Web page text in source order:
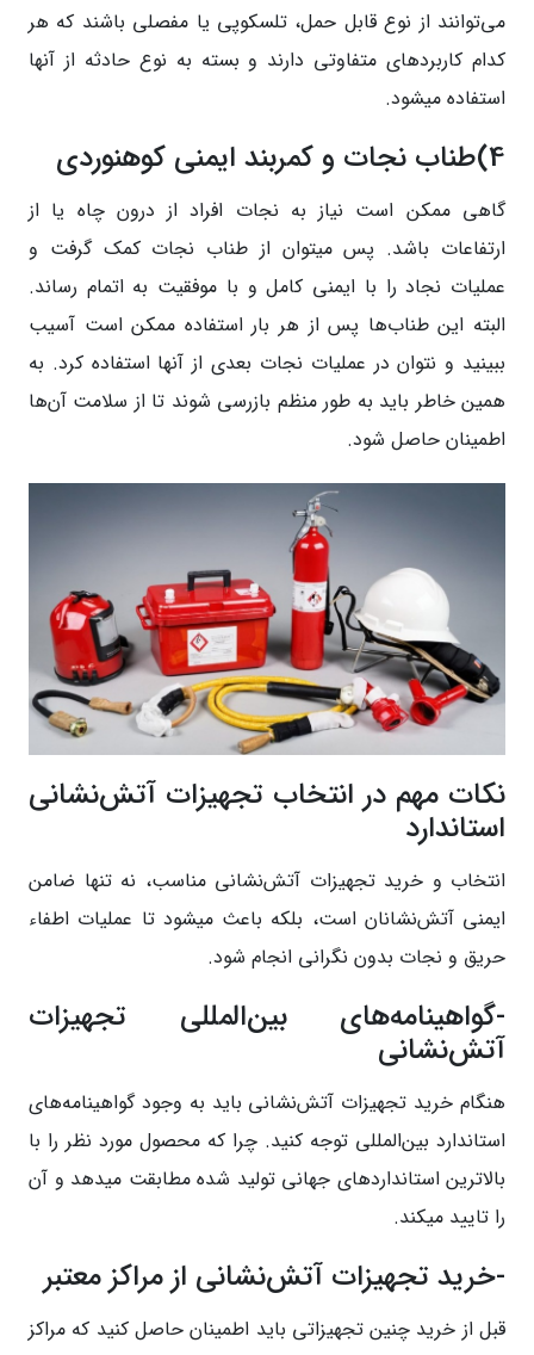
می‌توانند از نوع قابل حمل، تلسکوپی یا مفصلی باشند که هر
کدام کاربردهای متفاوتی دارند و بسته به نوع حادثه از آنها
استفاده میشود.
4)طناب نجات و کمربند ایمنی کوهنوردی
گاهی ممکن است نیاز به نجات افراد از درون چاه یا از
ارتفاعات باشد. پس میتوان از طناب نجات کمک گرفت و
عملیات نجاد را با ایمنی کامل و با موفقیت به اتمام رساند.
البته این طناب‌ها پس از هر بار استفاده ممکن است آسیب
ببینید و نتوان در عملیات نجات بعدی از آنها استفاده کرد. به
همین خاطر باید به طور منظم بازرسی شوند تا از سلامت آن‌ها
اطمینان حاصل شود.
نکات مهم در انتخاب تجهیزات آتش‌نشانی
استاندارد
انتخاب و خرید تجهیزات آتش‌نشانی مناسب، نه تنها ضامن
ایمنی آتش‌نشانان است، بلکه باعث میشود تا عملیات اطفاء
حریق و نجات بدون نگرانی انجام شود.
-گواهینامه‌های بین‌المللی تجهیزات
آتش‌نشانی
هنگام خرید تجهیزات آتش‌نشانی باید به وجود گواهینامه‌های
استاندارد بین‌المللی توجه کنید. چرا که محصول مورد نظر را با
بالاترین استانداردهای جهانی تولید شده مطابقت میدهد و آن
را تایید میکند.
-خرید تجهیزات آتش‌نشانی از مراکز معتبر
قبل از خرید چنین تجهیزاتی باید اطمینان حاصل کنید که مراکز